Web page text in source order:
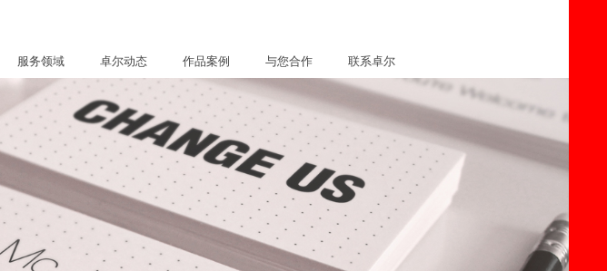
服务领域 卓尔动态 作品案例 与您合作 联系卓尔